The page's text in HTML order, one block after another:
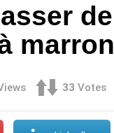
de
marron
33 Votes